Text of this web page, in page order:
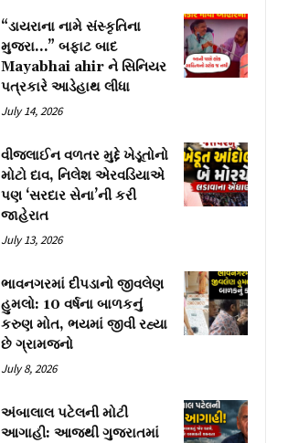
“ડાયરાના નામે સંસ્કૃતિના
મુજરા…” બફાટ બાદ
Mayabhai ahir ને સિનિયર
પત્રકારે આડેહાથ લીધા
July 14, 2026
વીજલાઈન વળતર મુદ્દે ખેડૂતોનો
મોટો દાવ, નિલેશ એરવડિયાએ
પણ ‘સરદાર સેના’ની કરી
જાહેરાત
July 13, 2026
ભાવનગરમાં દીપડાનો જીવલેણ
હુમલો: 10 વર્ષના બાળકનું
કરુણ મોત, ભયમાં જીવી રહ્યા
છે ગ્રામજનો
July 8, 2026
અંબાલાલ પટેલની મોટી
આગાહી: આજથી ગુજરાતમાં